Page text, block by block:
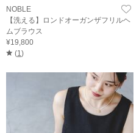
NOBLE
【洗える】ロンドオーガンザフリルヘ
ムブラウス
¥19,800
(1 )